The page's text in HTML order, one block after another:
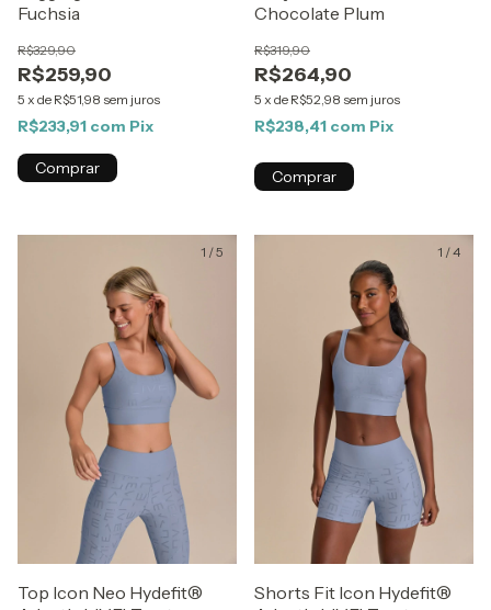
Fuchsia
R$259,90
R$329,90
5 x de R$51,98 sem juros
R$233,91 com Pix
Comprar
Chocolate Plum
R$264,90
R$319,90
5 x de R$52,98 sem juros
R$238,41 com Pix
Comprar
1 /5
Top Icon Neo Hydefit®
1 /4
Shorts Fit Icon Hydefit®